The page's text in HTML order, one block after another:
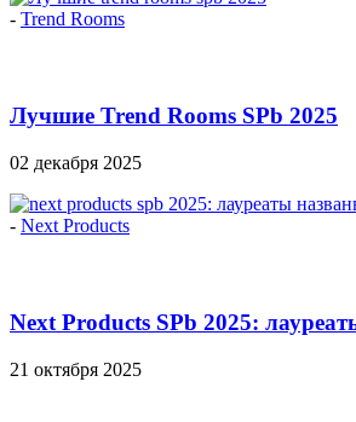
- Trend Rooms
Лучшие Trend Rooms SPb 2025
02 декабря 2025
- Next Products
Next Products SPb 2025:
21 октября 2025